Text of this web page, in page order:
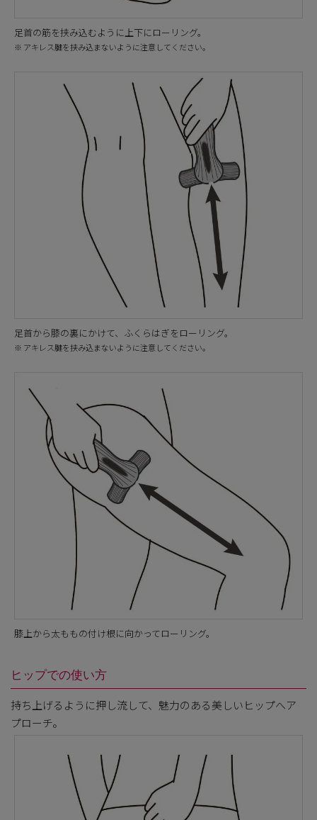
足首の筋を挟み込むように上下にローリング。
※ アキレス腱を挟み込まないように注意してください。
足首から膝の裏にかけて、ふくらはぎをローリング。
※ アキレス腱を挟み込まないように注意してください。
膝上から太ももの付け根に向かってローリング。
ヒップでの使い方
持ち上げるように押し流して、魅力のある美しいヒップへア
プローチ。